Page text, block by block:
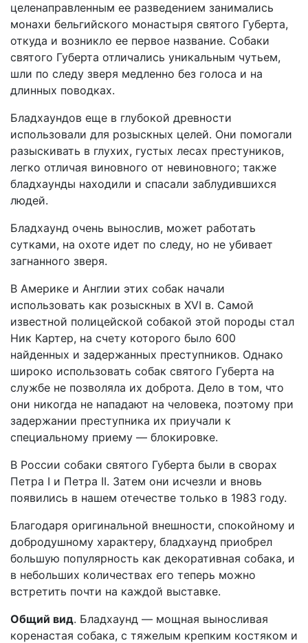
целенаправленным ее разведением занимались
монахи бельгийского монастыря святого Губерта,
откуда и возникло ее первое название. Собаки
святого Губерта отличались уникальным чутьем,
шли по следу зверя медленно без голоса и на
длинных поводках.
Бладхаундов еще в глубокой древности
использовали для розыскных целей. Они помогали
разыскивать в глухих, густых лесах престуников,
легко отличая виновного от невиновного; также
бладхаунды находили и спасали заблудившихся
людей.
Бладхаунд очень вынослив, может работать
сутками, на охоте идет по следу, но не убивает
загнанного зверя.
В Америке и Англии этих собак начали
использовать как розыскных в XVI в. Самой
известной полицейской собакой этой породы стал
Ник Картер, на счету которого было 600
найденных и задержанных преступников. Однако
широко использовать собак святого Губерта на
службе не позволяла их доброта. Дело в том, что
они никогда не нападают на человека, поэтому при
задержании преступника их приучали к
специальному приему — блокировке.
В России собаки святого Губерта были в сворах
Петра I и Петра II. Затем они исчезли и вновь
появились в нашем отечестве только в 1983 году.
Благодаря оригинальной внешности, спокойному и
добродушному характеру, бладхаунд приобрел
большую популярность как декоративная собака, и
в небольших количествах его теперь можно
встретить почти на каждой выставке.
Общий вид. Бладхаунд — мощная выносливая
коренастая собака, с тяжелым крепким костяком и